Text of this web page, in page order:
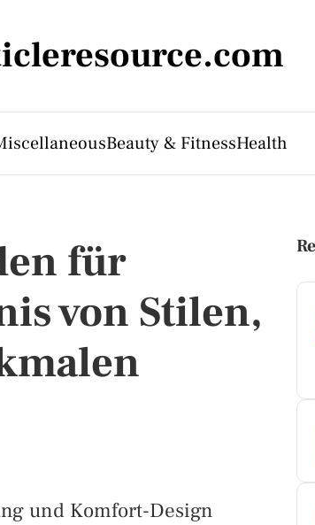
Beauty & FitnessHealth
für
von Stilen,
und Komfort-Design